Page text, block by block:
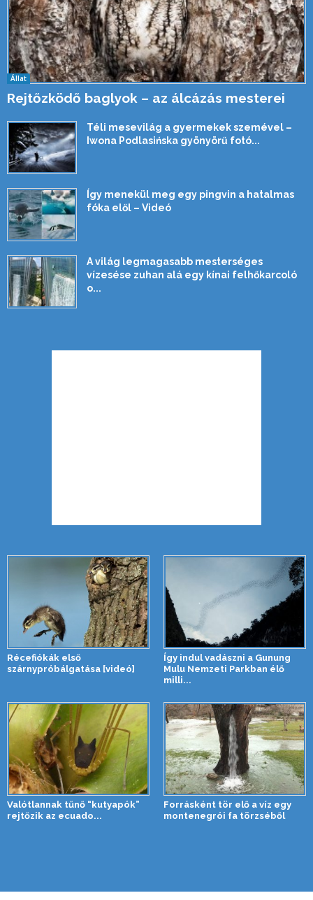
Állat
Rejtőzködő baglyok – az álcázás mesterei
Téli mesevilág a gyermekek szemével –
Iwona Podlasińska gyönyörű fotó...
Így menekül meg egy pingvin a hatalmas
fóka elől – Videó
A világ legmagasabb mesterséges
vízesése zuhan alá egy kínai felhőkarcoló
o...
Récefiókák első
szárnypróbálgatása [videó]
Így indul vadászni a Gunung
Mulu Nemzeti Parkban élő
milli...
Valótlannak tűnő “kutyapók”
rejtőzik az ecuado...
Forrásként tör elő a víz egy
montenegrói fa törzséből